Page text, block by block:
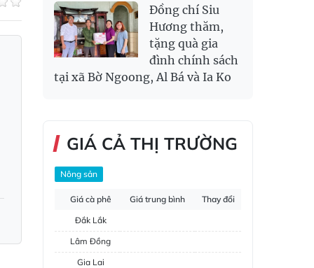
Đồng chí Siu
Hương thăm,
tặng quà gia
đình chính sách
tại xã Bờ Ngoong, Al Bá và Ia Ko
GIÁ CẢ THỊ TRƯỜNG
Nông sản
Giá cà phê Giá trung bình
Thay đổi
Đắk Lắk
Lâm Đồng
Gia Lai